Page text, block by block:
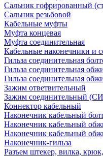
Сальник гофрированный
Сальник резьбовой
Кабельные муфты
Муфта концевая
Муфта соединительная
Кабельные наконечники и
Гильза соединительная
Гильза соединительная
Гильза соединительная
Зажим ответвительный
Зажим соединительный
Коннектор кабельный
Наконечник кабельный
Наконечник кабельный
Наконечник кабельный
Наконечник-гильза
Разъем штекер, вилка,